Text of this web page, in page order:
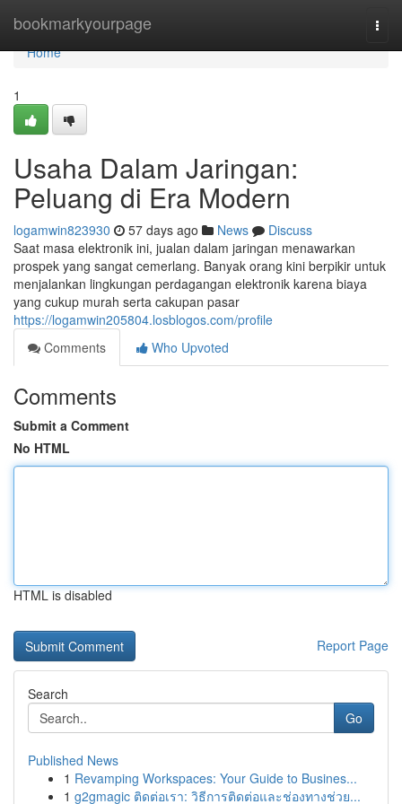
bookmarkyourpage
Home
Home
1
Usaha Dalam Jaringan:
Peluang di Era Modern
logamwin823930 57 days ago News
Discuss
Saat masa elektronik ini, jualan dalam jaringan menawarkan
prospek yang sangat cemerlang. Banyak orang kini berpikir untuk
menjalankan lingkungan perdagangan elektronik karena biaya
yang cukup murah serta cakupan pasar
https://logamwin205804.losblogos.com/profile
Comments
Who Upvoted
Comments
Submit a Comment
No HTML
HTML is disabled
Report Page
Search
Go
Published News
1 Revamping Workspaces: Your Guide to Busines...
1 g2gmagic ติดต่อเรา: วิธีการติดต่อและช่องทางช่วย...